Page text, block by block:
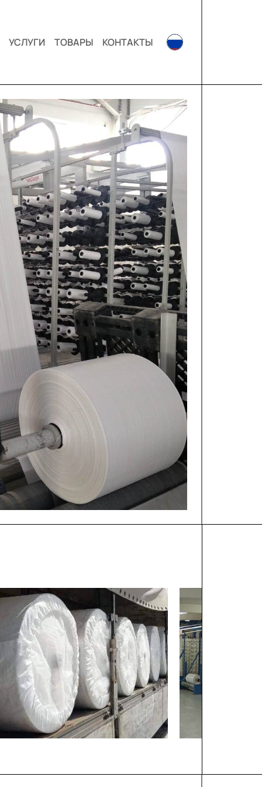
УСЛУГИ ТОВАРЫ КОНТАКТЫ